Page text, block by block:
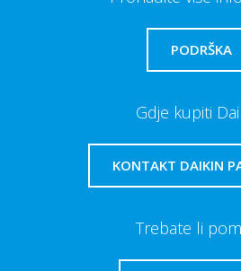
PODRŠKA
Gdje kupiti
KONTAKT DAIKIN
Trebate li